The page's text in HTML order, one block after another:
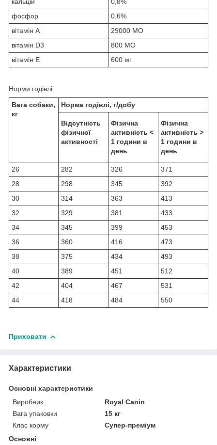
фосфор
0,6%
вітамін А
29000 МО
вітамін D3
800 МО
вітамін Е
600 мг
Норми годівлі
Вага собаки,
кг
Норма годівлі, г/добу
Відсутність
фізичної
активності
Фізична
активність <
1 години в
день
Фізична
активність >
1 години в
день
26 282 326
371
28
298 345
392
30
314 363
413
32
329 381
433
34
345 399
453
36
360 416
473
38
375 434
493
40
389 451
512
42
404 467
531
44
418 484 550
Приховати
Характеристики
Основні характеристики
Виробник
Royal Canin
Вага упаковки
15 кг
Клас корму
Супер-преміум
Основні